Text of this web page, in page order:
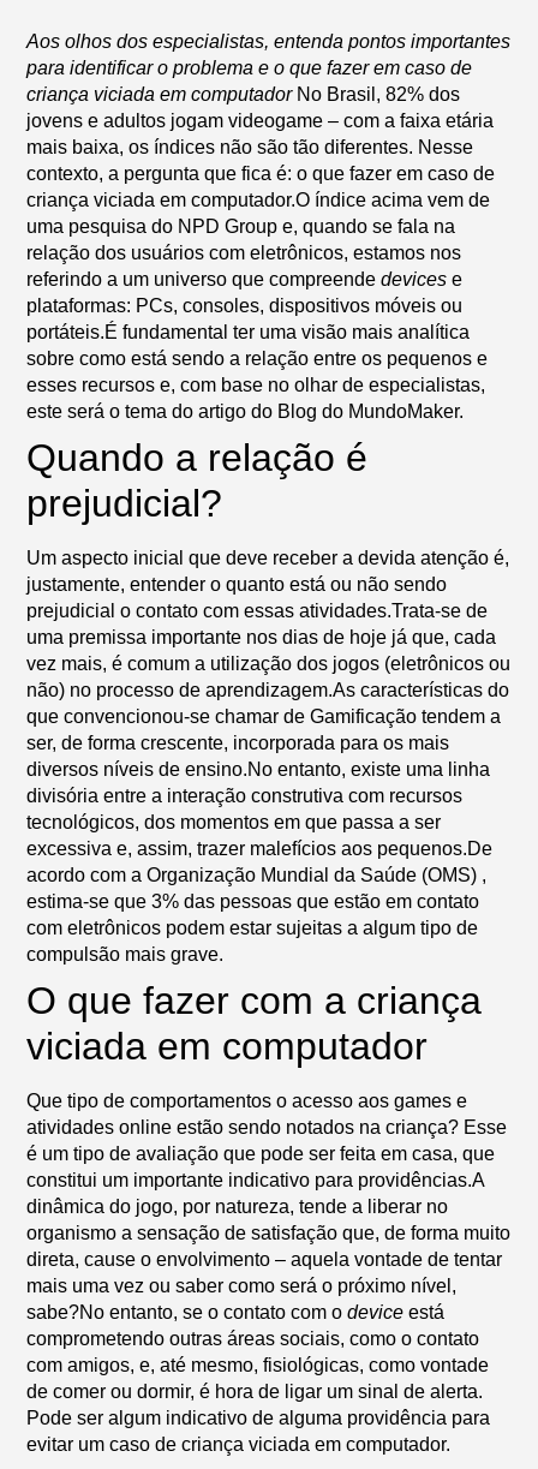
Aos olhos dos especialistas, entenda pontos importantes
para identificar o problema e o que fazer em caso de
criança viciada em computador No Brasil, 82% dos
jovens e adultos jogam videogame – com a faixa etária
mais baixa, os índices não são tão diferentes. Nesse
contexto, a pergunta que fica é: o que fazer em caso de
criança viciada em computador.O índice acima vem de
uma pesquisa do NPD Group e, quando se fala na
relação dos usuários com eletrônicos, estamos nos
referindo a um universo que compreendedevices e
plataformas: PCs, consoles, dispositivos móveis ou
portáteis.É fundamental ter uma visão mais analítica
sobre como está sendo a relação entre os pequenos e
esses recursos e, com base no olhar de especialistas,
este será o tema do artigo do Blog do MundoMaker.
Quando a relação é
prejudicial?
Um aspecto inicial que deve receber a devida atenção é,
justamente, entender o quanto está ou não sendo
prejudicial o contato com essas atividades.Trata-se de
uma premissa importante nos dias de hoje já que, cada
vez mais, é comum a utilização dos jogos (eletrônicos ou
não) no processo de aprendizagem.As características do
que convencionou-se chamar de Gamificação tendem a
ser, de forma crescente, incorporada para os mais
diversos níveis de ensino.No entanto, existe uma linha
divisória entre a interação construtiva com recursos
tecnológicos, dos momentos em que passa a ser
excessiva e, assim, trazer malefícios aos pequenos.De
acordo com a Organização Mundial da Saúde (OMS) ,
estima-se que 3% das pessoas que estão em contato
com eletrônicos podem estar sujeitas a algum tipo de
compulsão mais grave.
O que fazer com a criança
viciada em computador
Que tipo de comportamentos o acesso aos games e
atividades online estão sendo notados na criança? Esse
é um tipo de avaliação que pode ser feita em casa, que
constitui um importante indicativo para providências.A
dinâmica do jogo, por natureza, tende a liberar no
organismo a sensação de satisfação que, de forma muito
direta, cause o envolvimento – aquela vontade de tentar
mais uma vez ou saber como será o próximo nível,
sabe?No entanto, se o contato com odevice está
comprometendo outras áreas sociais, como o contato
com amigos, e, até mesmo, fisiológicas, como vontade
de comer ou dormir, é hora de ligar um sinal de alerta.
Pode ser algum indicativo de alguma providência para
evitar um caso de criança viciada em computador.